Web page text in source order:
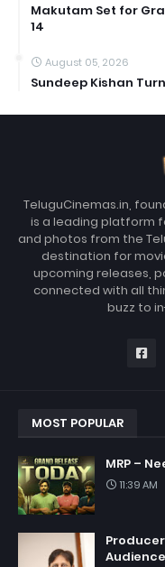
Makutam Set for
14
August 05, 2026
Sundeep Kishan
TeluguCinemas.in,
is a leading platform
and photos from the
destination for
upcoming releases,
connected with all
buzz to
MOST POPULAR
MRP –
11:39 AM